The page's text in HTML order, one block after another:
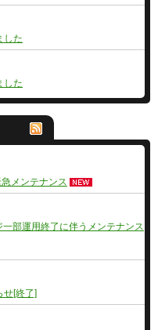
した
した
メンテナンス
部運用終了に伴うメンテナンス
せ[終了]